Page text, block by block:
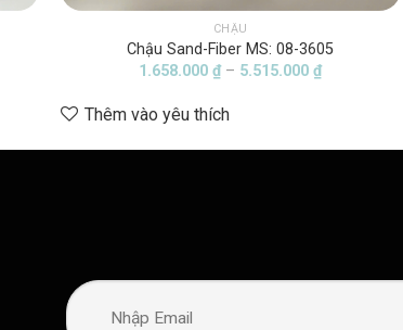
₫
CHẬU
Chậu Sand-Fiber MS: 08-3605
1.658.000₫ – 5.515.000₫Khoảng
5.515.000 ₫
Thêm vào yêu thích